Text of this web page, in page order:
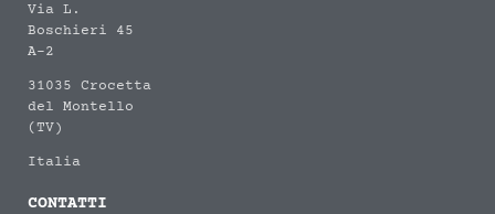
Via L.
Boschieri 45
A-2
31035 Crocetta
del Montello
(TV)
Italia
CONTATTI